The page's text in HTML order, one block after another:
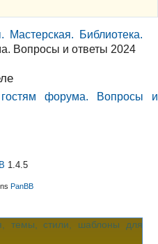
Библиотека.
Вопросы и ответы 2024
гостям форума. Вопросы и
1.4.5
PanBB